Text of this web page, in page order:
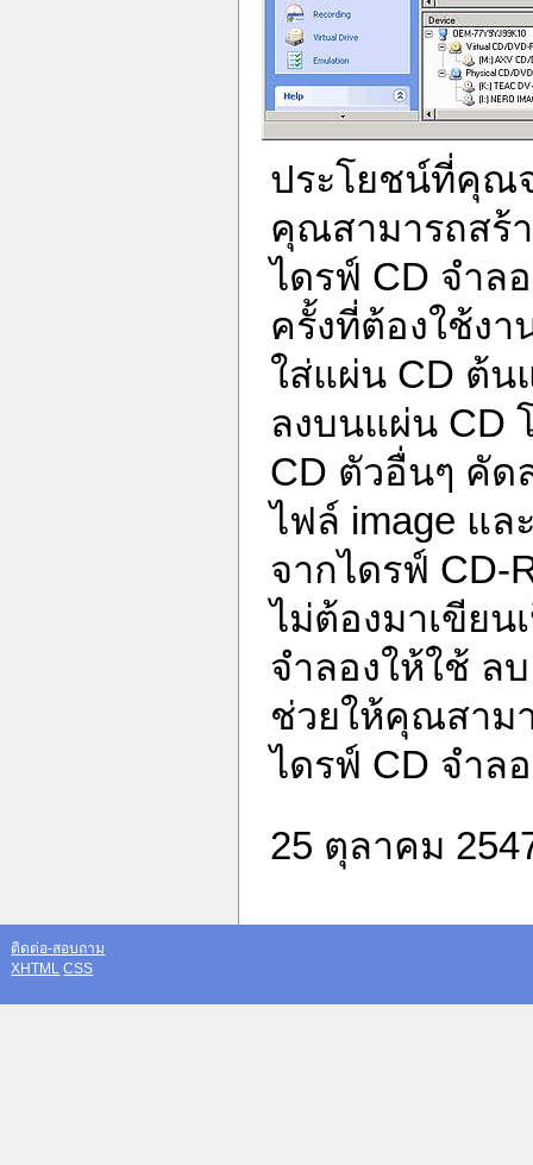
ประโยชน์ที่คุณ
คุณสามารถสร้
ไดรฟ์ CD จำล
ครั้งที่ต้องใช้งา
ใส่แผ่น CD ต้น
ลงบนแผ่น CD
CD ตัวอื่นๆ คัด
ไฟล์ image แล
จากไดรฟ์ CD-
ไม่ต้องมาเขียน
จำลองให้ใช้ ล
ช่วยให้คุณสาม
ไดรฟ์ CD จำล
25 ตุลาคม
ติดต่อ-สอบถาม
XHTML CSS